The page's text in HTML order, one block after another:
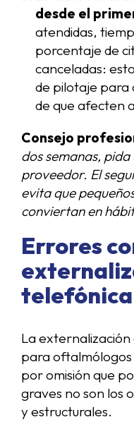
desde el
atendidas,
porcentaje de
canceladas:
de pilotaje
de que afecten
Consejo
dos semanas,
proveedor. El
evita que
conviertan en
Errores
telefónica
La externalización
para
por omisión que
graves no son los
y estructurales.